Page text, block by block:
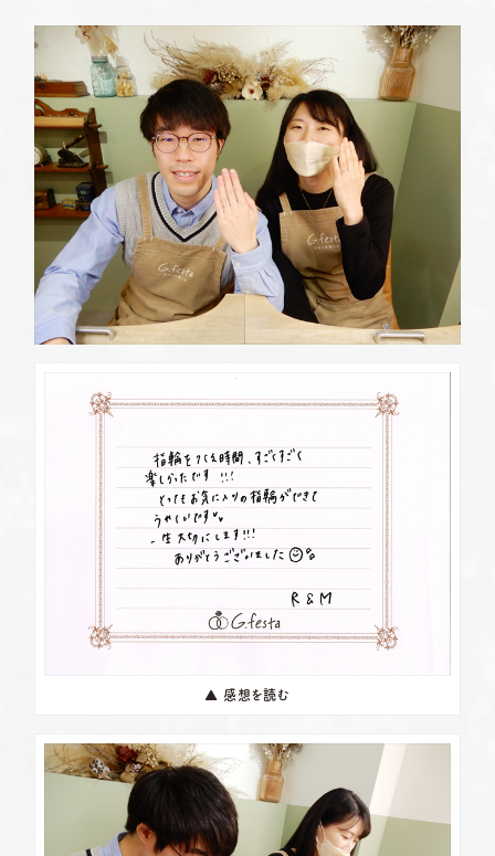
G.festaについて
デザイン事例
よくある質問
お店を探す
資料請求
ブログ・新着情報
▲ 感想を読む
定休日
※祝日の場合は営業
岡崎店 TEL.0564-74-8033
営業時間 10:00〜18:30
定休日
火曜日・水曜日
※祝日の場合は営業
三重店 TEL.059-392-6577
営業時間 10:00〜18:30
定休日
火曜日・水曜日
※祝日の場合は営業
浜松店 TEL.053-455-2177
10:00〜18:30
定休日
火曜日・水曜日